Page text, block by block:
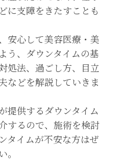
に支障をきたすことも
安心して美容医療・美
う、ダウンタイムの基
処法、過ごし方、目立
などを解説していきま
提供するダウンタイム
するので、施術を検討
タイムが不安な方はぜ